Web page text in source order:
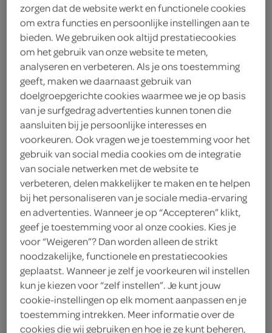
200 milliliter melk
50 gram kristalsuiker
100 gram bloem
roomboter
500 gram pruimen
kies je winkel
benodigdheden
ovenschaal
satéprikker
bereiden
deel op twitter
zorgen dat de website werkt en functionele cookies
om extra functies en persoonlijke instellingen aan te
bieden. We gebruiken ook altijd prestatiecookies
om het gebruik van onze website te meten,
analyseren en verbeteren. Als je ons toestemming
geeft, maken we daarnaast gebruik van
doelgroepgerichte cookies waarmee we je op basis
van je surfgedrag advertenties kunnen tonen die
aansluiten bij je persoonlijke interesses en
voorkeuren. Ook vragen we je toestemming voor het
gebruik van social media cookies om de integratie
van sociale netwerken met de website te
verbeteren, delen makkelijker te maken en te helpen
bij het personaliseren van je sociale media-ervaring
en advertenties. Wanneer je op “Accepteren” klikt,
geef je toestemming voor al onze cookies. Kies je
voor “Weigeren”? Dan worden alleen de strikt
noodzakelijke, functionele en prestatiecookies
geplaatst. Wanneer je zelf je voorkeuren wil instellen
kun je kiezen voor “zelf instellen”. Je kunt jouw
cookie-instellingen op elk moment aanpassen en je
toestemming intrekken. Meer informatie over de
cookies die wij gebruiken en hoe je ze kunt beheren,